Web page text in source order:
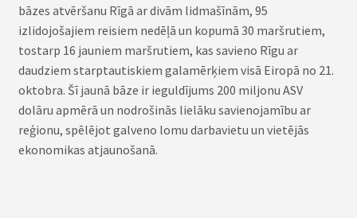
bāzes atvēršanu Rīgā ar divām lidmašīnām, 95
izlidojošajiem reisiem nedēļā un kopumā 30 maršrutiem,
tostarp 16 jauniem maršrutiem, kas savieno Rīgu ar
daudziem starptautiskiem galamērķiem visā Eiropā no 21.
oktobra. Šī jaunā bāze ir ieguldījums 200 miljonu ASV
dolāru apmērā un nodrošinās lielāku savienojamību ar
reģionu, spēlējot galveno lomu darbavietu un vietējās
ekonomikas atjaunošanā.